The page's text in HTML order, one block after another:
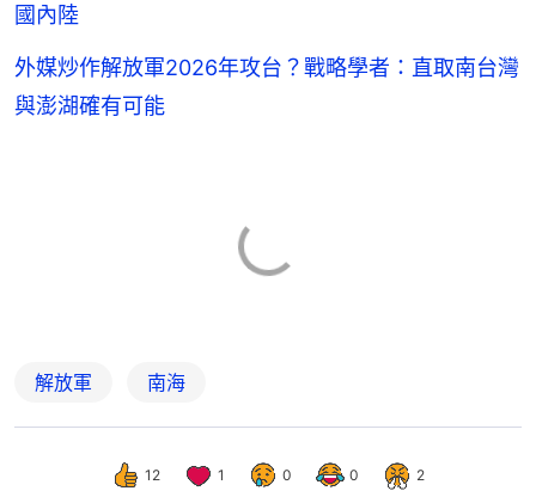
國內陸
外媒炒作解放軍2026年攻台？戰略學者：直取南台灣
與澎湖確有可能
解放軍 南海
12 1 0 0 2